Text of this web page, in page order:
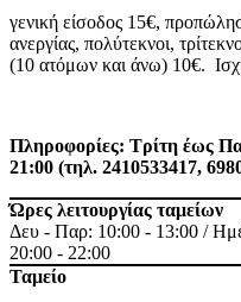
γενική είσοδος 15€,
ανεργίας, πολύτεκνοι,
(10 ατόμων και άνω) 10€.
Πληροφορίες: Τρίτη έως
21:00 (τηλ. 2410533417,
Ώρες λειτουργίας ταμείων
Δευ - Παρ: 10:00 - 13:00 /
20:00 - 22:00
Ταμείο